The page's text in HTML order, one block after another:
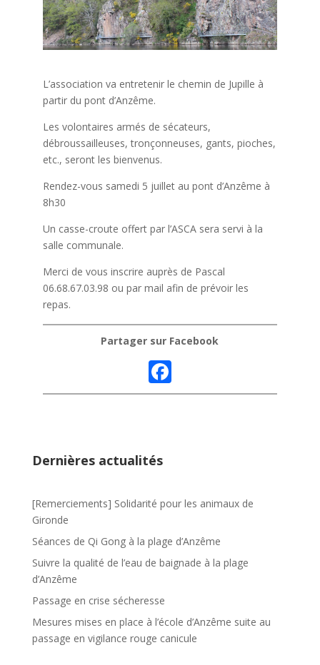
L’association va entretenir le chemin de Jupille à
partir du pont d’Anzême.
Les volontaires armés de sécateurs,
débroussailleuses, tronçonneuses, gants, pioches,
etc., seront les bienvenus.
Rendez-vous samedi 5 juillet au pont d’Anzême à
8h30
Un casse-croute offert par l’ASCA sera servi à la
salle communale.
Merci de vous inscrire auprès de Pascal
06.68.67.03.98 ou par mail afin de prévoir les
repas.
Partager sur Facebook
ac
k
Dernières actualités
[Remerciements] Solidarité pour les animaux de
Gironde
Séances de Qi Gong à la plage d’Anzême
Suivre la qualité de l’eau de baignade à la plage
d’Anzême
Passage en crise sécheresse
Mesures mises en place à l’école d’Anzême suite au
passage en vigilance rouge canicule